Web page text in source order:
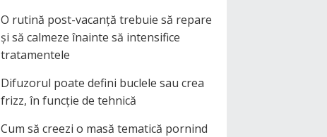
O rutină post-vacanță trebuie să repare
și să calmeze înainte să intensifice
tratamentele
Difuzorul poate defini buclele sau crea
frizz, în funcție de tehnică
Cum să creezi o masă tematică pornind